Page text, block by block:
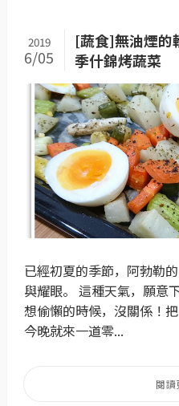
[蔬食]無油煙的
季什錦烤蔬菜
2019
6/05
已經初夏的季節，阿勃勒
與耀眼。 這種天氣，願意
想偷懶的時候，沒關係！
今晚就來一道零...